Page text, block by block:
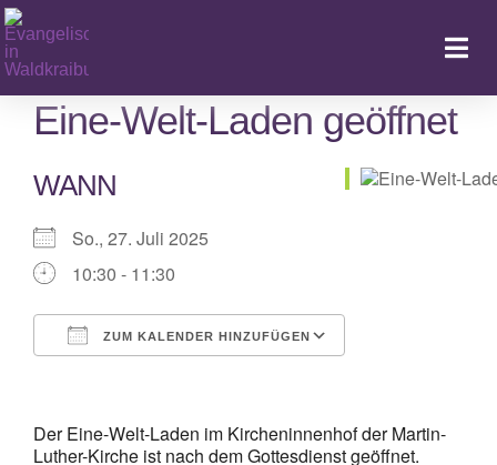
Zum
Inhalt
springen
Eine-Welt-Laden geöffnet
WANN
So., 27. Juli 2025
10:30 - 11:30
ZUM KALENDER HINZUFÜGEN
Der Eine-Welt-Laden im Kircheninnenhof der Martin-
Luther-Kirche ist nach dem Gottesdienst geöffnet.